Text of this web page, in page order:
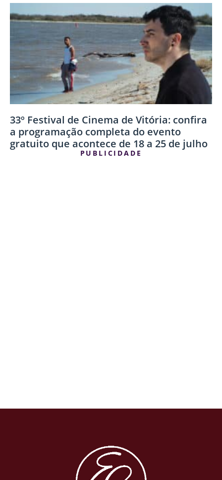
33º Festival de Cinema de Vitória: confira
a programação completa do evento
gratuito que acontece de 18 a 25 de julho
PUBLICIDADE